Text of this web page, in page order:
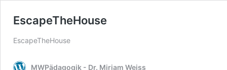
EscapeTheHouse
EscapeTheHouse
MWPädagogik - Dr. Miriam Weiss